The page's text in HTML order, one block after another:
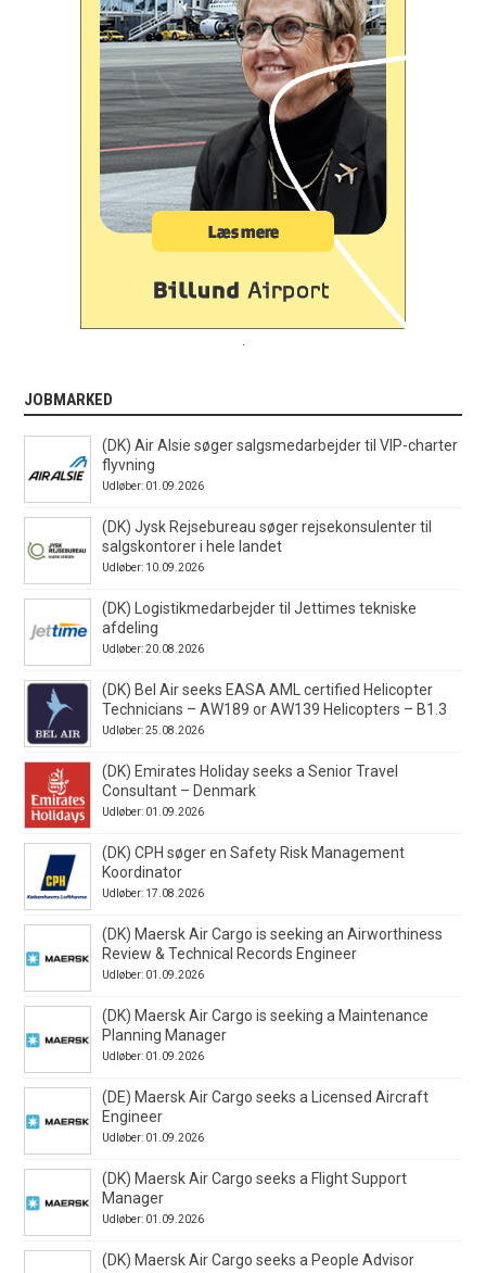
JOBMARKED
(DK) Air Alsie søger salgsmedarbejder til VIP-charter
flyvning
Udløber: 01.09.2026
(DK) Jysk Rejsebureau søger rejsekonsulenter til
salgskontorer i hele landet
Udløber: 10.09.2026
(DK) Logistikmedarbejder til Jettimes tekniske
afdeling
Udløber: 20.08.2026
(DK) Bel Air seeks EASA AML certified Helicopter
Technicians – AW189 or AW139 Helicopters – B1.3
Udløber: 25.08.2026
(DK) Emirates Holiday seeks a Senior Travel
Consultant – Denmark
Udløber: 01.09.2026
(DK) CPH søger en Safety Risk Management
Koordinator
Udløber: 17.08.2026
(DK) Maersk Air Cargo is seeking an Airworthiness
Review & Technical Records Engineer
Udløber: 01.09.2026
(DK) Maersk Air Cargo is seeking a Maintenance
Planning Manager
Udløber: 01.09.2026
(DE) Maersk Air Cargo seeks a Licensed Aircraft
Engineer
Udløber: 01.09.2026
(DK) Maersk Air Cargo seeks a Flight Support
Manager
Udløber: 01.09.2026
(DK) Maersk Air Cargo seeks a People Advisor